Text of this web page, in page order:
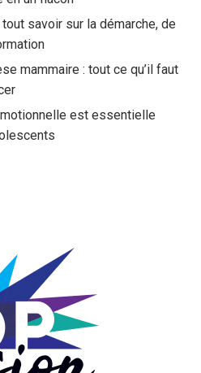
savoir sur la démarche, de
mammaire : tout ce qu’il faut
est essentielle